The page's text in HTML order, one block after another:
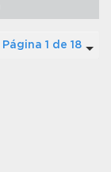
Página 1 de 18